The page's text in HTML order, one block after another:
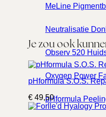
MeLine
Neutralisatie
Observ 520
Oxygen Power
pHformula
Je zou ook
pHformula S.O.S.
€ 49,50